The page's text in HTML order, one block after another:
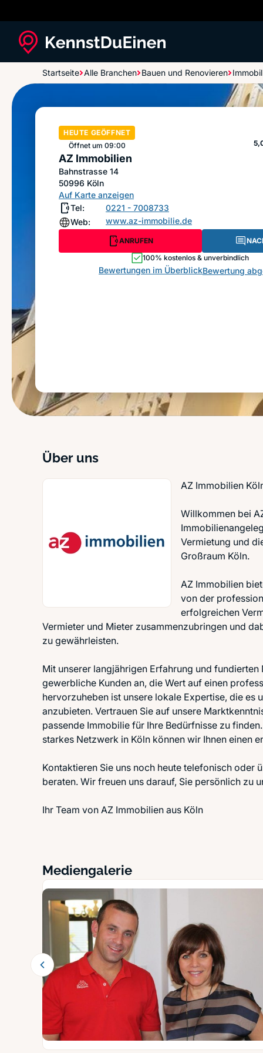
Startseite Alle Branchen Bauen und Renovieren
AZ Immobilien
HEUTE GEÖFFNET
Öffnet um 09:00
AZ Immobilien
Bahnstrasse 14
50996 Köln
Auf Karte anzeigen
Tel:
0221 - 7008733
Web:
www.az-immobilie.de
ANRUFEN
100% kostenlos & unverbindlich
Bewertungen im ÜberblickBewertung
Über uns
AZ Immobilien
Willkommen bei
Vermietung und
Großraum Köln.
AZ Immobilien
von der
erfolgreichen
Vermieter und Mieter zusammenzubringen und
zu gewährleisten.
Mit unserer langjährigen Erfahrung und
gewerbliche Kunden an, die Wert auf einen
hervorzuheben ist unsere lokale Expertise, die es
anzubieten. Vertrauen Sie auf unsere
passende Immobilie für Ihre Bedürfnisse zu
starkes Netzwerk in Köln können wir Ihnen einen
Kontaktieren Sie uns noch heute telefonisch oder
beraten. Wir freuen uns darauf, Sie persönlich zu
Ihr Team von AZ Immobilien aus Köln
Mediengalerie